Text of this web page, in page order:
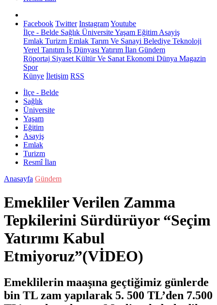
Facebook Twitter InstagramYoutube
İlçe - Belde Sağlık ÜniversiteYaşam Eğitim Asayiş
Emlak Turizm Emlak Tarım Ve Sanayi Belediye Teknoloji
Yerel Tanıtım İş Dünyası Yatırım İlan Gündem
Röportaj Siyaset Kültür Ve Sanat Ekonomi Dünya Magazin
Spor
Künye İletişim RSS
İlçe - Belde
Sağlık
Üniversite
Yaşam
Eğitim
Asayiş
Emlak
Turizm
Resmî İlan
Anasayfa Gündem
Emekliler Verilen Zamma
Tepkilerini Sürdürüyor “Seçim
Yatırımı Kabul
Etmiyoruz”(VİDEO)
Emeklilerin maaşına geçtiğimiz günlerde
bin TL zam yapılarak 5. 500 TL’den 7.500